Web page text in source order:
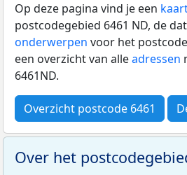
Op deze pagina vind je een
postcodegebied 6461 ND, de
onderwerpen voor het
een overzicht van alleadressen
6461ND.
Overzicht postcode 6461
Over het